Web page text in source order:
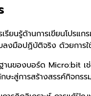
รียนรู้ด้านการเขียนโปร
งมือปฏิบัติจริง ด้วยการ
านของบอร์ด Micro:bit
สู่การสร้างสรรค์กิจกรร